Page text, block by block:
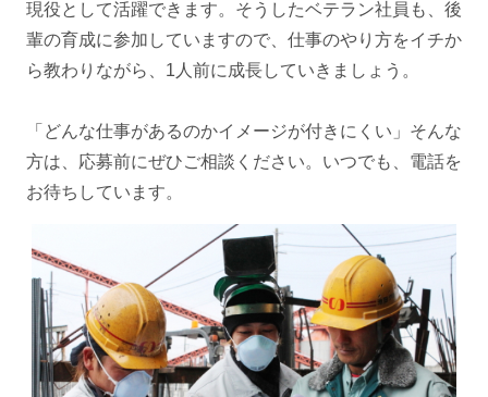
現役として活躍できます。そうしたベテラン社員も、後
輩の育成に参加していますので、仕事のやり方をイチか
ら教わりながら、1人前に成長していきましょう。
「どんな仕事があるのかイメージが付きにくい」そんな
方は、応募前にぜひご相談ください。いつでも、電話を
お待ちしています。